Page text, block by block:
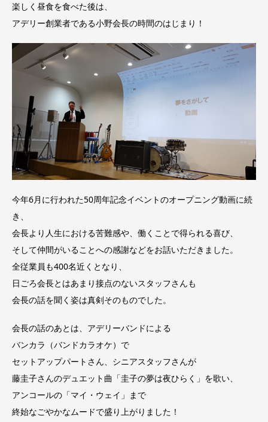
楽しく昼食を食べた後は、
アデリー創業者である小野会長の時間のはじまり！
今年6月に行われた50周年記念イベントのオープニング動画に続
き、
会長より人生における苦難感や、働くことで得られる喜び、
そして仲間がいることへの感謝などをお話いただきました。
全従業員も400名近くとなり、
日ごろ会長とはあまり接点のないスタッフさんも
会長の話を聞く姿は真剣そのものでした。
会長の話のあとは、アデリーバンドによる
バンカラ（バンドカラオケ）で
セットアップパートさん、シニアスタッフさんが
藤圭子さんのデュエット曲「圭子の夢は夜ひらく」を歌い、
アンコールの「マイ・ウェイ」まで
終始なごやかなムードで盛り上がりました！